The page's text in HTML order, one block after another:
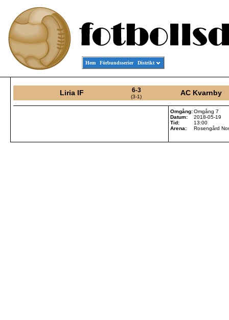
Hem Förbundsserier Distrikt
Liria IF 6-3
(3-1) AC Kvarnby
Omgång:Omgång 7
Datum:
2018-05-19
Tid:
13:00
Arena:
Rosengård